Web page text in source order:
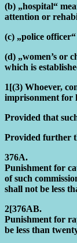
(b) „hospital“
attention or
(c) „police
(d) „women’s or
which is
1[(3) Whoever,
imprisonment for
Provided that
Provided further
376A.
Punishment for
of such
shall not be less
2[376AB.
Punishment for
be less than